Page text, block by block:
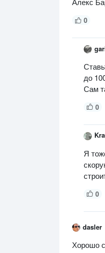
0
до
Сам
0
Я
0
dasler
Хорошо